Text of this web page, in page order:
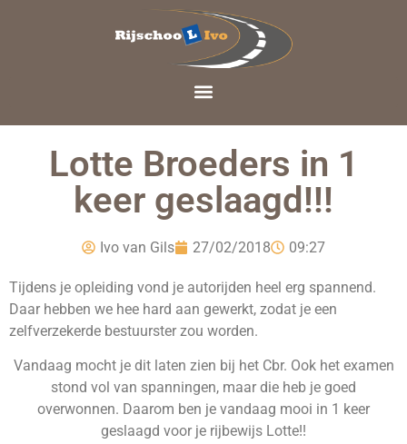
Lotte Broeders in 1
keer geslaagd!!!
Ivo van Gils 27/02/2018 09:27
Tijdens je opleiding vond je autorijden heel erg spannend.
Daar hebben we hee hard aan gewerkt, zodat je een
zelfverzekerde bestuurster zou worden.
Vandaag mocht je dit laten zien bij het Cbr. Ook het examen
stond vol van spanningen, maar die heb je goed
overwonnen. Daarom ben je vandaag mooi in 1 keer
geslaagd voor je rijbewijs Lotte!!